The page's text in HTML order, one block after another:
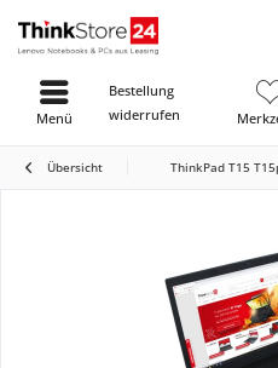
Bestellung
widerrufen
Menü
Übersicht ThinkPad T15